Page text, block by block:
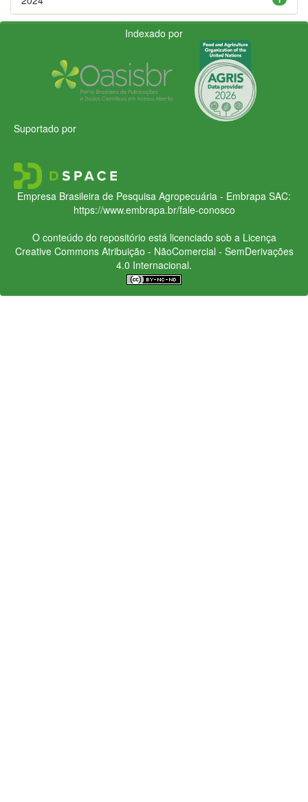
Indexado por
Suportado por
Empresa Brasileira de Pesquisa Agropecuária - Embrapa SAC:
https://www.embrapa.br/fale-conosco
O conteúdo do repositório está licenciado sob a Licença
Creative CommonsAtribuição - NãoComercial - SemDerivações
4.0 Internacional.